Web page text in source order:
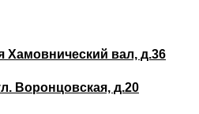
Хамовнический вал, д.36
Воронцовская, д.20